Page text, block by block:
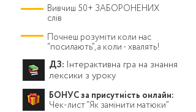
Вивчиш 50+ ЗАБОРОНЕНИХ
слів
Почнеш розуміти коли нас
“посилають”, а коли - хвалять!
ДЗ: Інтерактивна гра на знання
лексики з уроку
БОНУС за присутність онлайн:
Чек-лист “Як замінити матюки”